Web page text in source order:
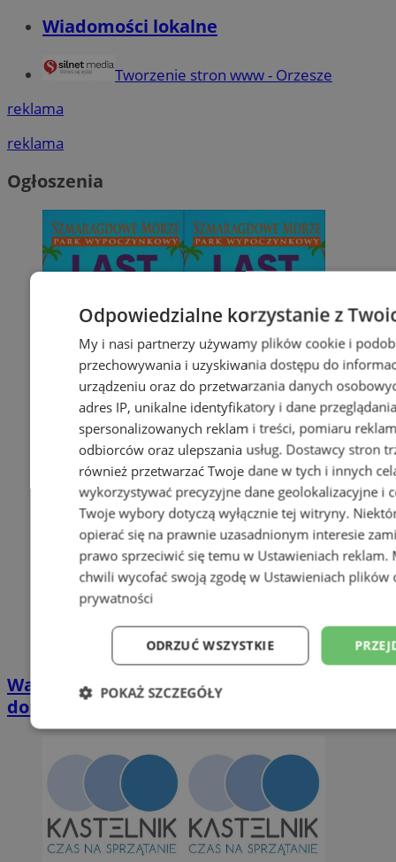
Wiadomości lokalne
Tworzenie stron www - Orzesze
reklama
reklama
Ogłoszenia
Wakacyjny wypoczynek nad Bałtykiem w
domkach Szmaragdowe Morze
Odpowiedzialne korzystanie z
My i nasi partnerzy używamy plików cookie i
przechowywania i uzyskiwania dostępu do
urządzeniu oraz do przetwarzania danych
adres IP, unikalne identyfikatory i dane
spersonalizowanych reklam i treści, pomiaru
odbiorców oraz ulepszania usług. Dostawcy stron
również przetwarzać Twoje dane w tych i innych
wykorzystywać precyzyjne dane geolokalizacyjne i
Twoje wybory dotyczą wyłącznie tej witryny.
opierać się na prawnie uzasadnionym interesie
prawo sprzeciwić się temu w Ustawieniach reklam.
chwili wycofać swoją zgodę w Ustawieniach plików
prywatności
ODRZUĆ WSZYSTKIE
POKAŻ SZCZEGÓŁY
Niezbędne Wydajność
Niesklasyfikowane